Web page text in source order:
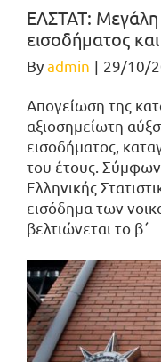
ΕΛΣΤΑΤ: Μεγάλη
εισοδήματος
Byadmin | 29/10/
Απογείωση της
αξιοσημείωτη
εισοδήματος,
του έτους.
Ελληνικής
εισόδημα των
βελτιώνεται το β΄